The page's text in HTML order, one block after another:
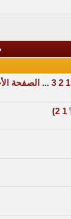
1
2
3
... الصفحة
1
2
)